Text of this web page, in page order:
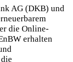
AG (DKB) und
die Online-
erhalten